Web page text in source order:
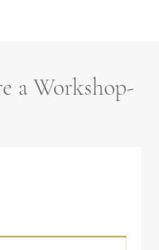
a Workshop-